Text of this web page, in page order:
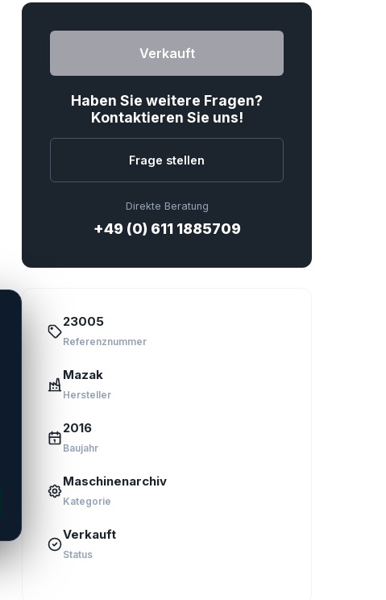
Verkauft
Haben Sie weitere Fragen?
Kontaktieren Sie uns!
Frage stellen
Direkte Beratung
+49 (0) 611 1885709
23005
Referenznummer
Mazak
Hersteller
2016
Baujahr
Maschinenarchiv
Kategorie
Verkauft
Status